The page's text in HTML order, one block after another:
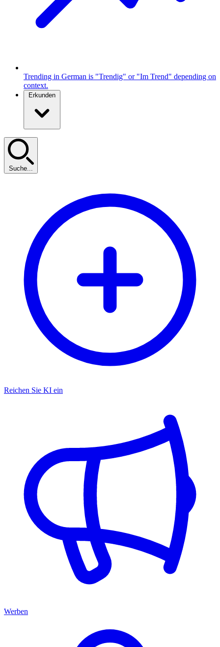
Trending in German is "Trendig" or "Im Trend" depending on
context.
Erkunden
Suche...
Reichen Sie KI ein
Werben